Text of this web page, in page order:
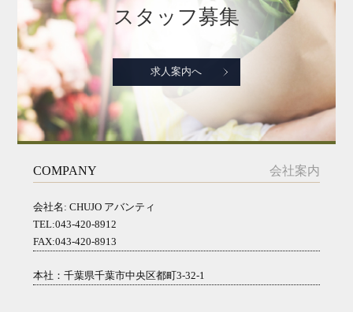
スタッフ募集
求人案内へ
COMPANY 会社案内
会社名: CHUJO アバンティ
TEL:043-420-8912
FAX:043-420-8913
本社：千葉県千葉市中央区都町3-32-1